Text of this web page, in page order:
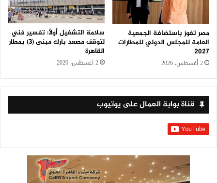
مصر تفوز باستضافة الجمعية
العامة للمجلس الدولي للمطارات
2027
2 أغسطس، 2026
سلامة التشغيل أولًا: تفسير فني
لتوقف مصعد بارك مبنى (3) بمطار
القاهرة
2 أغسطس، 2026
قناة بوابة العمال على يوتيوب